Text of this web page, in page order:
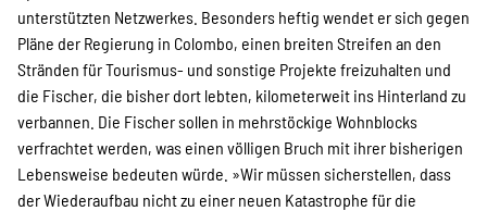
unterstützten Netzwerkes. Besonders heftig wendet er sich gegen
Pläne der Regierung in Colombo, einen breiten Streifen an den
Stränden für Tourismus- und sonstige Projekte freizuhalten und
die Fischer, die bisher dort lebten, kilometerweit ins Hinterland zu
verbannen. Die Fischer sollen in mehrstöckige Wohnblocks
verfrachtet werden, was einen völligen Bruch mit ihrer bisherigen
Lebensweise bedeuten würde. »Wir müssen sicherstellen, dass
der Wiederaufbau nicht zu einer neuen Katastrophe für die